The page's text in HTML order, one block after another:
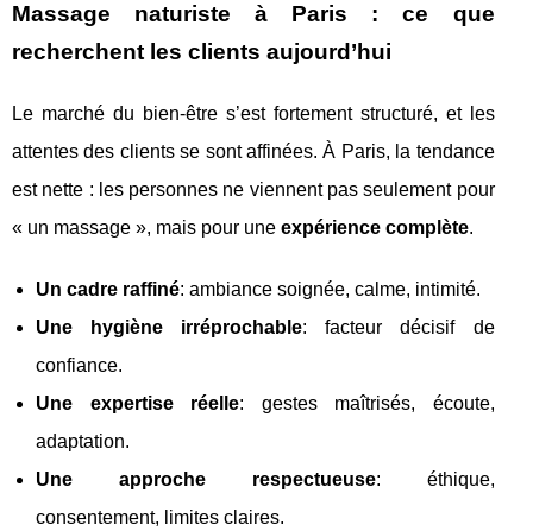
Massage naturiste à Paris : ce que
recherchent les clients aujourd’hui
Le marché du bien-être s’est fortement structuré, et les
attentes des clients se sont affinées. À Paris, la tendance
est nette : les personnes ne viennent pas seulement pour
« un massage », mais pour une expérience complète.
Un cadre raffiné: ambiance soignée, calme, intimité.
Une hygiène irréprochable: facteur décisif de
confiance.
Une expertise réelle: gestes maîtrisés, écoute,
adaptation.
Une approche respectueuse: éthique,
consentement, limites claires.